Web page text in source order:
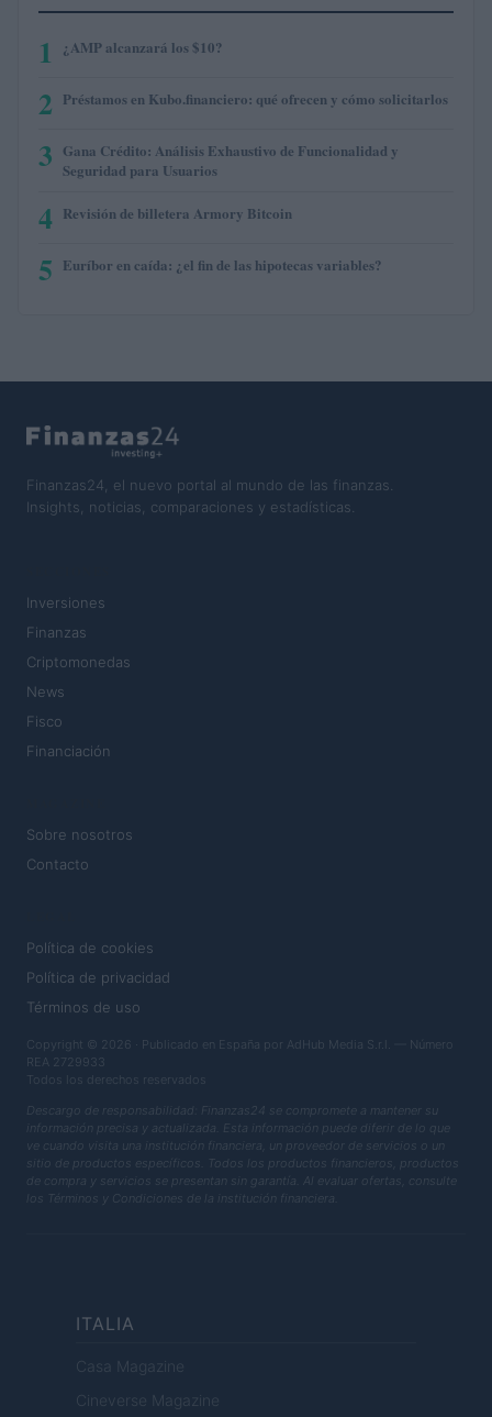
1 ¿AMP alcanzará los $10?
2 Préstamos en Kubo.financiero: qué ofrecen y cómo solicitarlos
3 Gana Crédito: Análisis Exhaustivo de Funcionalidad y
Seguridad para Usuarios
4 Revisión de billetera Armory Bitcoin
5 Euríbor en caída: ¿el fin de las hipotecas variables?
Finanzas24, el nuevo portal al mundo de las finanzas.
Insights, noticias, comparaciones y estadísticas.
Inversiones
Finanzas
Criptomonedas
News
Fisco
Financiación
Sobre nosotros
Contacto
Política de cookies
Política de privacidad
Términos de uso
Copyright © 2026 · Publicado en España por AdHub Media S.r.l. — Número
REA 2729933
Todos los derechos reservados
Descargo de responsabilidad: Finanzas24 se compromete a mantener su
información precisa y actualizada. Esta información puede diferir de lo que
ve cuando visita una institución financiera, un proveedor de servicios o un
sitio de productos específicos. Todos los productos financieros, productos
de compra y servicios se presentan sin garantía. Al evaluar ofertas, consulte
los Términos y Condiciones de la institución financiera.
ITALIA
Casa Magazine
Cineverse Magazine